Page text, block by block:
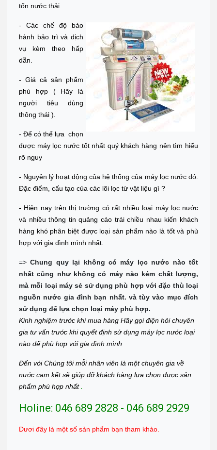
tốn nước thải.
- Các chế độ bảo
hành bảo trì và dịch
vụ kèm theo hấp
dẫn.
- Giá cả sản phẩm
phù hợp ( Hãy là
người tiêu dùng
thông thái ).
- Để có thể lựa chọn
được máy lọc nước tốt nhất quý khách hàng nên tìm hiểu
rõ nguy
- Nguyên lý hoạt động của hệ thống của máy lọc nước đó.
Đặc điểm, cấu tạo của các lõi lọc từ vật liệu gì ?
- Hiện nay trên thị trường có rất nhiều loại máy lọc nước
và nhiều thông tin quảng cáo trái chiều nhau kiến khách
hàng khó phân biệt được loại sản phẩm nào là tốt và phù
hợp với gia đình mình nhất.
=>Chung quy lại không có máy lọc nước nào tốt
nhất cũng như không có máy nào kém chất lượng,
mà mỗi loại máy sẻ sử dụng phù hợp với đặc thù loại
nguồn nước gia đình bạn nhất. và tùy vào mục đích
sử dụng để lựa chọn loại máy phù hợp.
Kinh nghiệm trước khi mua hàng Hãy gọi điện hỏi chuyên
gia tư vấn trước khi quyết định sử dụng máy lọc nước loại
nào để phù hợp với gia đình mình
Đến với Chúng tôi mỗi nhân viên là một chuyên gia về
nước cam kết sẽ giúp đỡ khách hàng lựa chọn được sản
phẩm phù hợp nhất.
Holine: 046 689 2828 - 046 689 2929
Dươi đây là một số sản phẩm bạn tham khảo.